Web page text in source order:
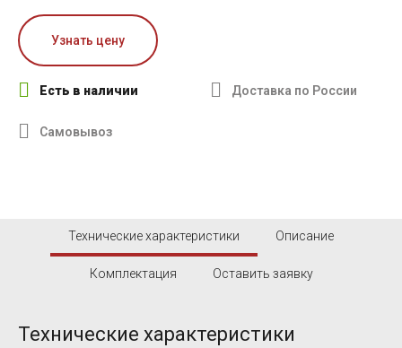
Узнать цену
Есть в наличии Доставка по России
Самовывоз
Технические характеристики Описание
Комплектация Оставить заявку
Технические характеристики